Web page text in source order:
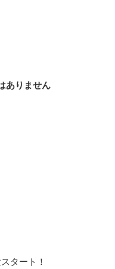
ありません
タート！